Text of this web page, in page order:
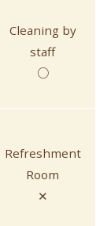
Cleaning by
staff
○
Refreshment
Room
✕